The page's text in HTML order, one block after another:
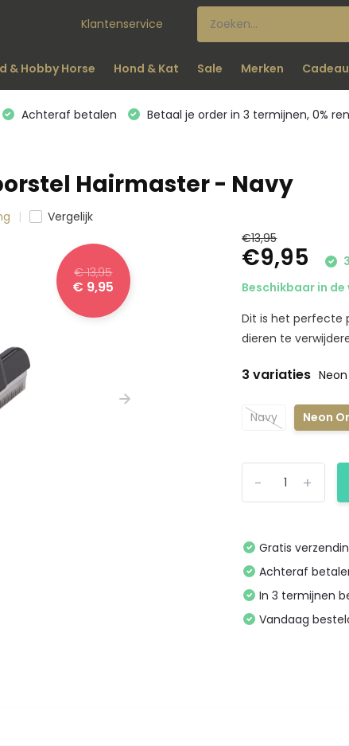
Klantenservice
& Hobby Horse Hond & Kat Sale Merken
Achteraf betalen Betaal je order in 3 termijnen, 0%
Hairmaster - Navy
Vergelijk
€ 13,95
€ 9,95
€13,95
€9,95
Beschikbaar in
Dit is het perfecte
dieren te
3 variaties
Navy Neon
+
-
Gratis
Achteraf
In 3 termijnen
Vandaag